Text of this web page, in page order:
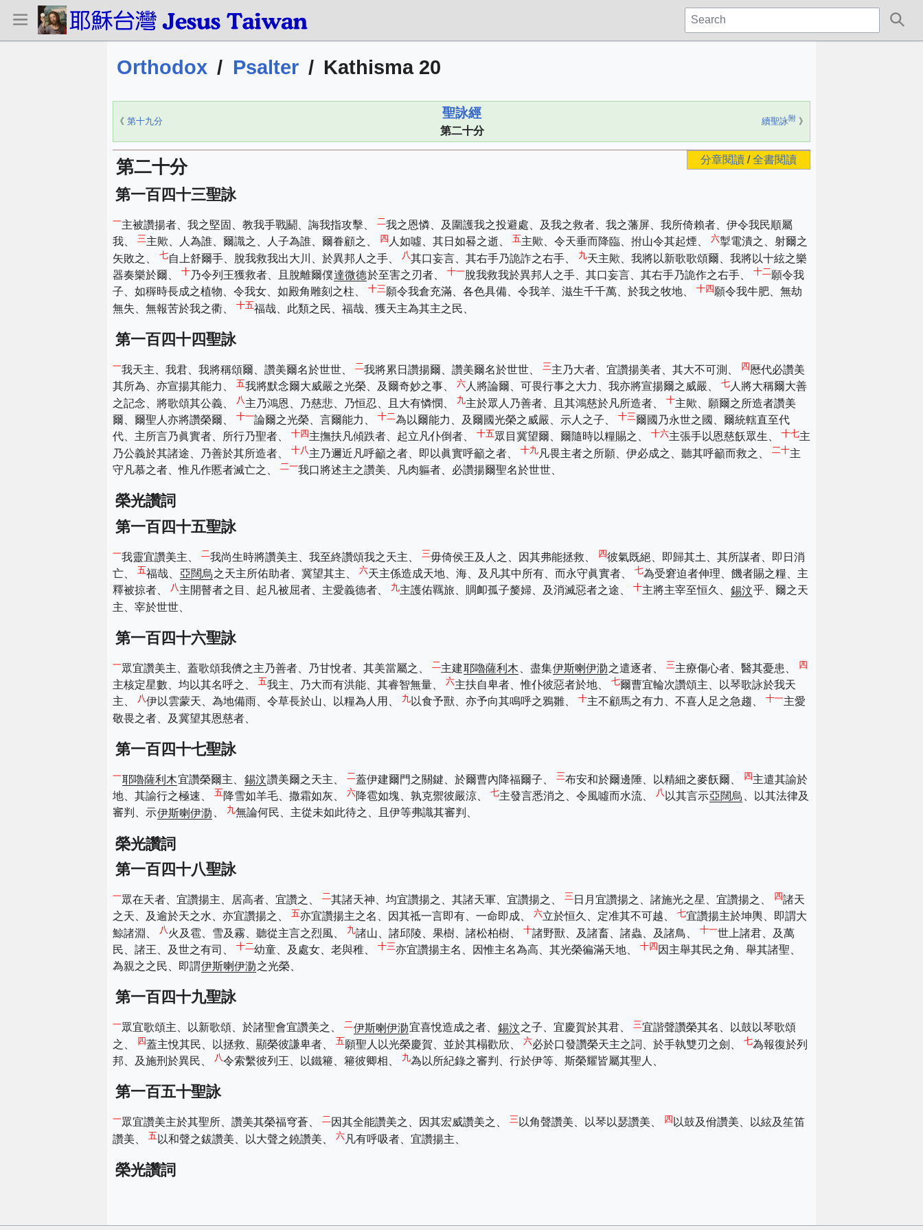
Orthodox / Psalter / Kathisma 20
《 第十九分
聖詠經
第二十分
續聖詠附 》
分章閱讀 /全書閱讀
第二十分
第一百四十三聖詠
一主被讚揚者、我之堅固、教我手戰鬬、誨我指攻擊、 二我之恩憐、及圍護我之投避處、及我之救者、我之藩屏、我所倚賴者、伊令我民順屬
我、
三主歟、人為誰、爾識之、人子為誰、爾眷顧之、 四 人如噓、其日如晷之逝、 五主歟、令天垂而降臨、拊山令其起煙、 六掣電潰之、射爾之
矢敗之、 七自上舒爾手、脫我救我出大川、於異邦人之手、 八其口妄言、其右手乃詭詐之右手、 九天主歟、我將以新歌歌頌爾、我將以十絃之樂
器奏樂於爾、 十乃令列王獲救者、且脫離爾僕達微德於至害之刃者、 十一脫我救我於異邦人之手、其口妄言、其右手乃詭作之右手、 十二 願令我
子、如稺時長成之植物、令我女、如殿角雕刻之柱、 十三願令我倉充滿、各色具備、令我羊、滋生千千萬、於我之牧地、 十四願令我牛肥、無劫
無失、無報苦於我之衢、 十五福哉、此類之民、福哉、獲天主為其主之民、
第一百四十四聖詠
一我天主、我君、我將稱頌爾、讚美爾名於世世、 二我將累日讚揚爾、讚美爾名於世世、 三主乃大者、宜讚揚美者、其大不可測、 四厯代必讚美
其所為、亦宣揚其能力、 五我將默念爾大威嚴之光榮、及爾奇妙之事、 六人將論爾、可畏行事之大力、我亦將宣揚爾之威嚴、 七人將大稱爾大善
之記念、將歌頌其公義、
八 主乃鴻恩、乃慈悲、乃恒忍、且大有憐憫、 九主於眾人乃善者、且其鴻慈於凡所造者、 十主歟、願爾之所造者讚美
爾、爾聖人亦將讚榮爾、 十一論爾之光榮、言爾能力、 十二為以爾能力、及爾國光榮之威嚴、示人之子、 十三爾國乃永世之國、爾統轄直至代
代、主所言乃眞實者、所行乃聖者、 十四主撫扶凡傾跌者、起立凡仆倒者、 十五眾目冀望爾、爾隨時以糧賜之、 十六主張手以恩慈飫眾生、 十七主
乃公義於其諸途、乃善於其所造者、 十八 主乃邇近凡呼籲之者、即以眞實呼籲之者、 十九 凡畏主者之所願、伊必成之、聽其呼籲而救之、 二十主
守凡慕之者、惟凡作慝者滅亡之、
二一我口將述主之讚美、凡肉軀者、必讚揚爾聖名於世世、
榮光讚詞
第一百四十五聖詠
一我靈宜讚美主、 二我尚生時將讚美主、我至終讚頌我之天主、 三毋倚侯王及人之、因其弗能拯救、 四彼氣既絕、即歸其土、其所謀者、即日消
亡、 五福哉、 亞闊烏之天主所佑助者、冀望其主、 六天主係造成天地、海、及凡其中所有、而永守眞實者、 七為受窘迫者伸理、饑者賜之糧、主
釋被掠者、
八 主開瞽者之目、起凡被屈者、主愛義德者、 九主護佑羈旅、賙卹孤子嫠婦、及消滅惡者之途、 十主將主宰至恒久、 錫汶乎、爾之天
主、宰於世世、
第一百四十六聖詠
一眾宜讚美主、蓋歌頌我儕之主乃善者、乃甘悅者、其美當屬之、 二 主建耶嚕薩利木 、盡集伊斯喇伊泐之遣逐者、 三主療傷心者、醫其憂患、 四
主核定星數、均以其名呼之、 五我主、乃大而有洪能、其睿智無量、 六主扶自卑者、惟仆彼惡者於地、 七爾曹宜輪次讚頌主、以琴歌詠於我天
主、
八伊以雲蒙天、為地備雨、令草長於山、以糧為人用、 九以食予獸、亦予向其鳴呼之鴉雛、 十主不顧馬之有力、不喜人足之急趨、 十一主愛
敬畏之者、及冀望其恩慈者、
第一百四十七聖詠
一耶嚕薩利木宜讚榮爾主、 錫汶讚美爾之天主、 二蓋伊建爾門之關鍵、於爾曹內降福爾子、 三布安和於爾邊陲、以精細之麥飫爾、 四主遣其諭於
地、其諭行之極速、 五 降雪如羊毛、撒霜如灰、 六降雹如塊、孰克禦彼嚴涼、 七主發言悉消之、令風噓而水流、 八 以其言示亞闊烏
、以其法律及
審判、示伊斯喇伊泐 、 九無論何民、主從未如此待之、且伊等弗識其審判、
榮光讚詞
第一百四十八聖詠
一眾在天者、宜讚揚主、居高者、宜讚之、 二其諸天神、均宜讚揚之、其諸天軍、宜讚揚之、 三 日月宜讚揚之、諸施光之星、宜讚揚之、 四諸天
之天、及逾於天之水、亦宜讚揚之、 五亦宜讚揚主之名、因其祗一言即有、一命即成、 六立於恒久、定准其不可越、 七宜讚揚主於坤輿、即謂大
鯨諸淵、
八 火及雹、雪及霧、聽從主言之烈風、 九諸山、諸邱陵、果樹、諸松柏樹、 十諸野獸、及諸畜、諸蟲、及諸鳥、 十一世上諸君、及萬
民、諸王、及世之有司、 十二幼童、及處女、老與稚、 十三亦宜讚揚主名、因惟主名為高、其光榮徧滿天地、 十四 因主舉其民之角、舉其諸聖、
為親之之民、即謂伊斯喇伊泐之光榮、
第一百四十九聖詠
一眾宜歌頌主、以新歌頌、於諸聖會宜讚美之、 二 伊斯喇伊泐宜喜悅造成之者、 錫汶之子、宜慶賀於其君、 三宜諧聲讚榮其名、以鼓以琴歌頌
之、
四蓋主悅其民、以拯救、顯榮彼謙卑者、 五願聖人以光榮慶賀、並於其榻歡欣、 六必於口發讚榮天主之詞、於手執雙刃之劍、 七為報復於列
邦、及施刑於異民、
八令索繫彼列王、以鐵篐、篐彼卿相、 九為以所紀錄之審判、行於伊等、斯榮耀皆屬其聖人、
第一百五十聖詠
一眾宜讚美主於其聖所、讚美其榮福穹蒼、 二 因其全能讚美之、因其宏威讚美之、 三以角聲讚美、以琴以瑟讚美、 四以鼓及佾讚美、以絃及笙笛
讚美、 五 以和聲之鈸讚美、以大聲之鐃讚美、 六 凡有呼吸者、宜讚揚主、
榮光讚詞